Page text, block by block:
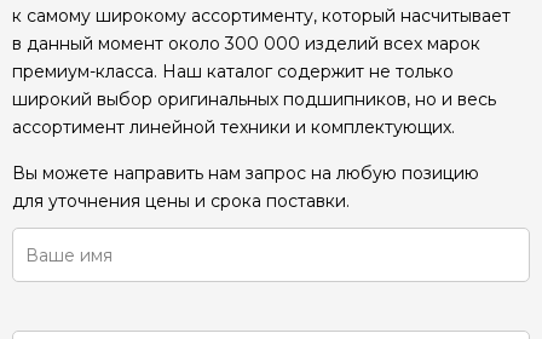
к самому широкому ассортименту, который насчитывает
в данный момент около 300 000 изделий всех марок
премиум-класса. Наш каталог содержит не только
широкий выбор оригинальных подшипников, но и весь
ассортимент линейной техники и комплектующих.
Вы можете направить нам запрос на любую позицию
для уточнения цены и срока поставки.